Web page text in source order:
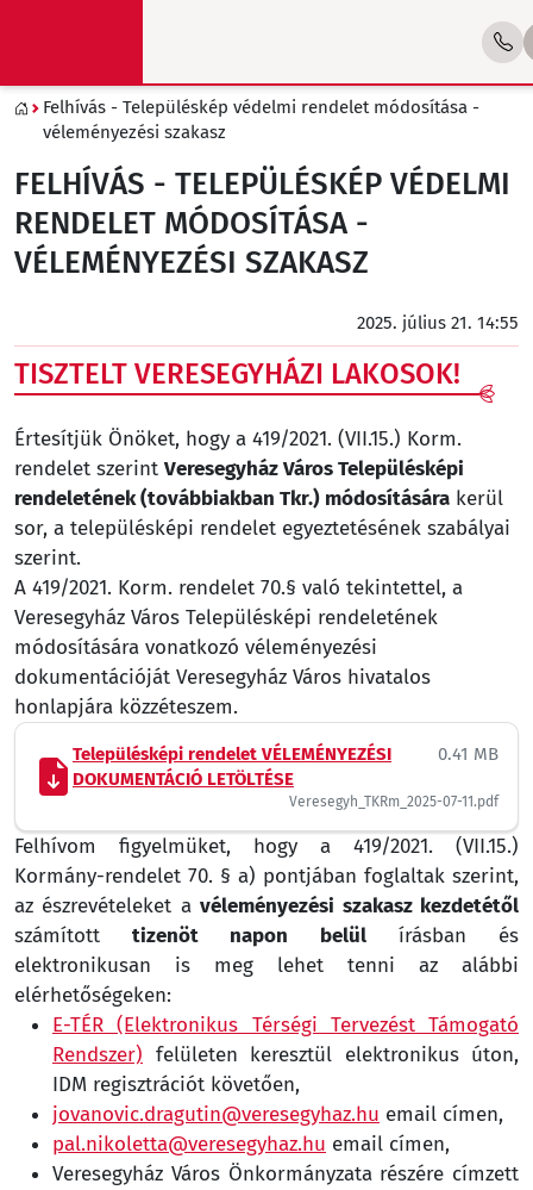
Felhívás - Településkép védelmi rendelet módosítása -
véleményezési szakasz
FELHÍVÁS - TELEPÜLÉSKÉP VÉDELMI
RENDELET MÓDOSÍTÁSA -
VÉLEMÉNYEZÉSI SZAKASZ
2025. július 21. 14:55
TISZTELT VERESEGYHÁZI LAKOSOK!
Értesítjük Önöket, hogy a 419/2021. (VII.15.) Korm.
rendelet szerint Veresegyház Város Településképi
rendeletének (továbbiakban Tkr.) módosítására kerül
sor, a településképi rendelet egyeztetésének szabályai
szerint.
A 419/2021. Korm. rendelet 70.§ való tekintettel, a
Veresegyház Város Településképi rendeletének
módosítására vonatkozó véleményezési
dokumentációját Veresegyház Város hivatalos
honlapjára közzéteszem.
Településképi rendelet VÉLEMÉNYEZÉSI
DOKUMENTÁCIÓ LETÖLTÉSE
0.41 MB
Veresegyh_TKRm_2025-07-11.pdf
Felhívom figyelmüket, hogy a 419/2021. (VII.15.)
Kormány-rendelet 70. § a) pontjában foglaltak szerint,
az észrevételeket avéleményezési szakasz kezdetétől
számítotttizenöt napon belülírásban és
elektronikusan is meg lehet tenni az alábbi
elérhetőségeken:
E-TÉR (Elektronikus Térségi Tervezést Támogató
Rendszer) felületen keresztül elektronikus úton,
IDM regisztrációt követően,
jovanovic.dragutin@veresegyhaz.hu email címen,
pal.nikoletta@veresegyhaz.hu email címen,
Veresegyház Város Önkormányzata részére címzett